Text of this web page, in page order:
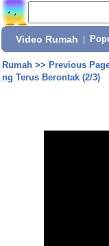
Video Rumah
Rumah>> Previous
ng Terus Berontak (2/3)